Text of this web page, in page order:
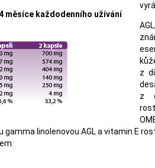
měsíce každodenního užívání
z
z
linolenovou AGL a vitamin E